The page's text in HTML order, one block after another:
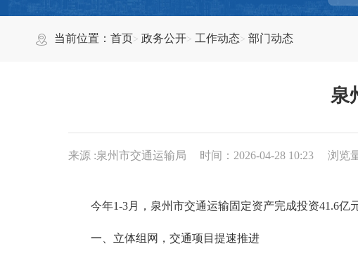
当前位置：首页 政务公开 工作动态 部门动态
泉
来源 :泉州市交通运输局 时间：2026-04-28 10:23 浏览
今年1-3月，泉州市交通运输固定资产完成投资41.6亿元
一、立体组网，交通项目提速推进